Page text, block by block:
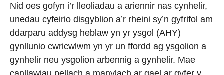
Nid oes gofyn i’r lleoliadau a ariennir nas cynhelir,
unedau cyfeirio disgyblion a’r rheini sy’n gyfrifol am
ddarparu addysg heblaw yn yr ysgol (AHY)
gynllunio cwricwlwm yn yr un ffordd ag ysgolion a
gynhelir neu ysgolion arbennig a gynhelir. Mae